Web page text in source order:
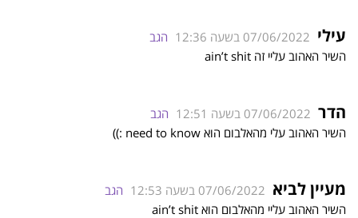
עילי 07/06/2022 בשעה 12:36
הגב
השיר האהוב עליי זה ain’t shit
הדר 07/06/2022 בשעה 12:51
הגב
השיר האהוב עלי מהאלבום הוא need to know :))
מעיין לביא 07/06/2022 בשעה 12:53
הגב
השיר האהוב עליי מהאלבום הוא ain’t shit